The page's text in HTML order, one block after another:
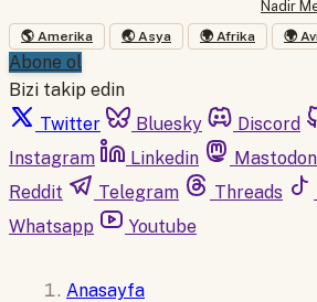
Nadir
🌎 Amerika 🌏 Asya 🌍 Afrika 🌍
Abone ol
Bizi takip edin
Twitter
Bluesky Discord
Instagram
Linkedin Mastodon
Reddit
Telegram Threads
Whatsapp
Youtube
Anasayfa